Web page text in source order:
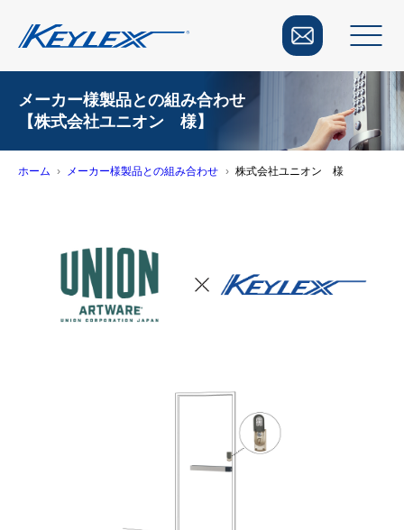
メーカー様製品との組み合わせ
【株式会社ユニオン 様】
ホーム メーカー様製品との組み合わせ 株式会社ユニオン 様